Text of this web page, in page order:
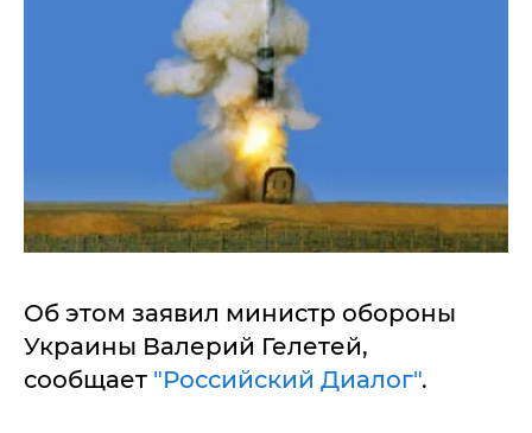
Об этом заявил министр обороны
Украины Валерий Гелетей,
сообщает "Российский Диалог".